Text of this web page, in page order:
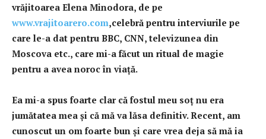
vrăjitoarea Elena Minodora, de pe
www.vrajitoarero.com,celebră pentru interviurile pe
care le-a dat pentru BBC, CNN, televizunea din
Moscova etc., care mi-a făcut un ritual de magie
pentru a avea noroc în viaţă.
Ea mi-a spus foarte clar că fostul meu soţ nu era
jumătatea mea și că mă va lăsa definitiv. Recent, am
cunoscut un om foarte bun şi care vrea deja să mă ia